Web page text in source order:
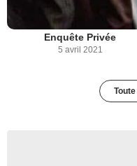
Enquête Privée
5 avril 2021